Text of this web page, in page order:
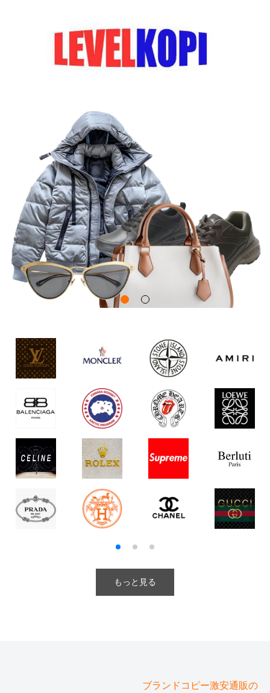
もっと見る
ブランドコピー激安通販の